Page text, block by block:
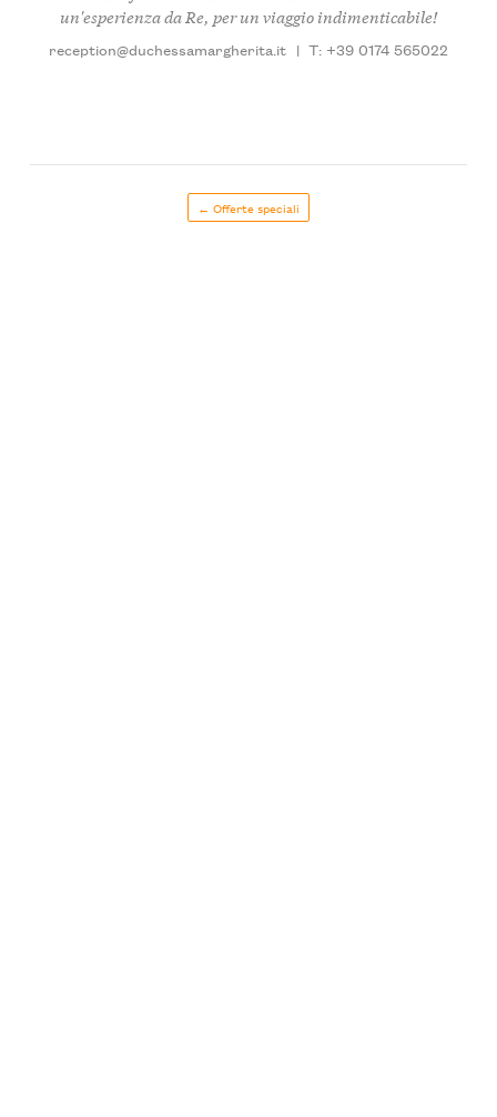
un'esperienza da Re, per un viaggio indimenticabile!
reception@duchessamargherita.it | T: +39 0174 565022
← Offerte speciali